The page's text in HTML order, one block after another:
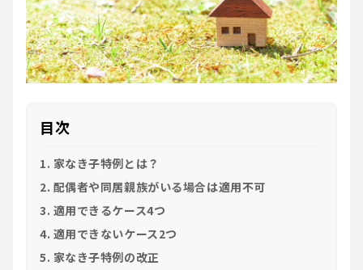
目次
1. 家なき子特例とは？
2. 配偶者や同居親族がいる場合は適用不可
3. 適用できるケース4つ
4. 適用できないケース2つ
5. 家なき子特例の改正